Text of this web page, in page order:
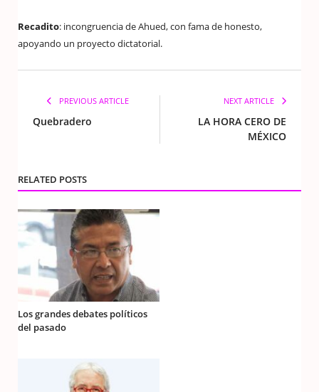
Recadito: incongruencia de Ahued, con fama de honesto,
apoyando un proyecto dictatorial.
PREVIOUS ARTICLE
Quebradero
NEXT ARTICLE
LA HORA CERO DE
MÉXICO
RELATED POSTS
Los grandes debates políticos
del pasado